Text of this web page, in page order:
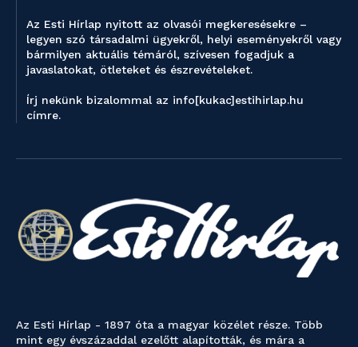
Az Esti Hírlap nyitott az olvasói megkeresésekre –
legyen szó társadalmi ügyekről, helyi eseményekről vagy
bármilyen aktuális témáról, szívesen fogadjuk a
javaslatokat, ötleteket és észrevételeket.
Írj nekünk bizalommal az info[kukac]estihirlap.hu
címre.
Az Esti Hírlap - 1897 óta a magyar közélet része. Több
mint egy évszázaddal ezelőtt alapították, és mára a